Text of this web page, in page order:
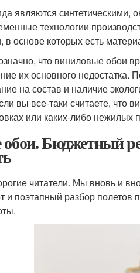
являются синтетическими,
технологии
основе которых есть
что виниловые обои
их основного
на состав и наличие
вы все-таки считаете, что
или каких-либо нежилых
Бюджетный
читатели. Мы вновь и
и поэтапный разбор полетов